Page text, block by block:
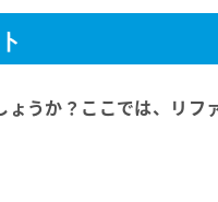
うか？ここでは、リフ